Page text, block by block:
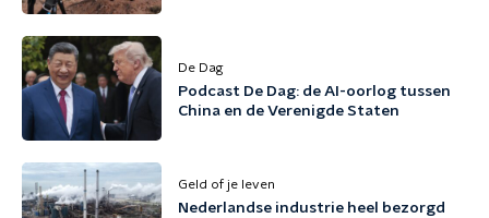
De Dag
Podcast De Dag: de AI-oorlog tussen
China en de Verenigde Staten
Geld of je leven
Nederlandse industrie heel bezorgd